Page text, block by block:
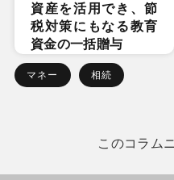
資産を活用でき、節
税対策にもなる教育
資金の一括贈与
マネー 相続
このコラム